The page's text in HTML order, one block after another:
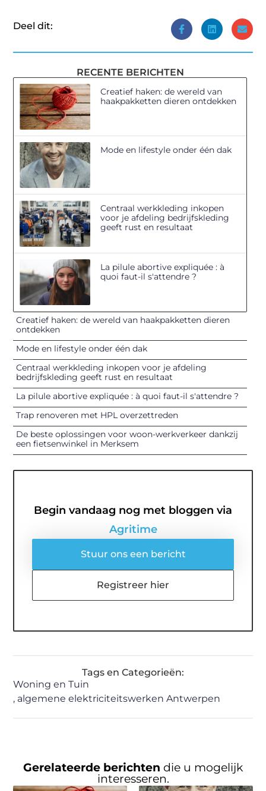
Deel dit:
RECENTE BERICHTEN
Creatief haken: de wereld van
haakpakketten dieren ontdekken
Mode en lifestyle onder één dak
Centraal werkkleding inkopen
voor je afdeling bedrijfskleding
geeft rust en resultaat
La pilule abortive expliquée : à
quoi faut-il s'attendre ?
Creatief haken: de wereld van haakpakketten dieren
ontdekken
Mode en lifestyle onder één dak
Centraal werkkleding inkopen voor je afdeling
bedrijfskleding geeft rust en resultaat
La pilule abortive expliquée : à quoi faut-il s'attendre ?
Trap renoveren met HPL overzettreden
De beste oplossingen voor woon-werkverkeer dankzij
een fietsenwinkel in Merksem
Begin vandaag nog met bloggen via
Agritime
Stuur ons een bericht
Registreer hier
Tags en Categorieën:
Woning en Tuin
, algemene elektriciteitswerken Antwerpen
Gerelateerde berichten die u mogelijk
interesseren.